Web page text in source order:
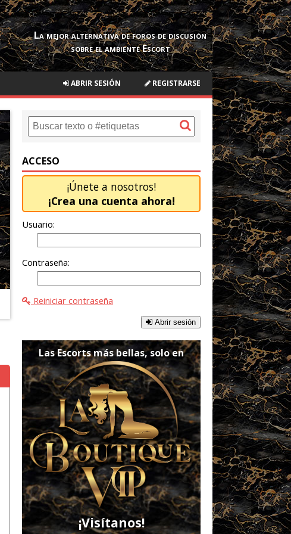
La mejor alternativa de foros de discusión
sobre el ambiente Escort
REGISTRARSE
ABRIR SESIÓN
ACCESO
¡Únete a nosotros!
¡Crea una cuenta ahora!
Usuario:
Contraseña:
Reiniciar contraseña
Abrir sesión
Las Escorts más bellas, solo en
¡Visítanos!